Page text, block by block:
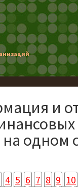
и
одном
4 5 6 7 8 9 10